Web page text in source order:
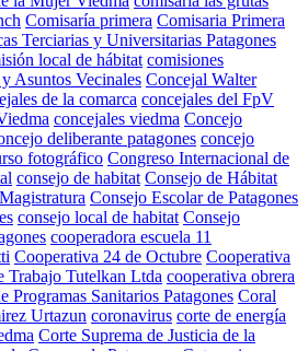
Comisaría primera Comisaria Primera
Terciarias y Universitarias Patagones
local de hábitat comisiones
Asuntos Vecinales Concejal Walter
de la comarca concejales del FpV
concejales viedma Concejo
deliberante patagones concejo
fotográfico Congreso Internacional de
consejo de habitat Consejo de Hábitat
Consejo Escolar de Patagones
consejo local de habitat Consejo
cooperadora escuela 11
Cooperativa 24 de Octubre Cooperativa
Trabajo Tutelkan Ltda cooperativa obrera
Programas Sanitarios Patagones Coral
Urtazun coronavirus corte de energía
Corte Suprema de Justicia de la